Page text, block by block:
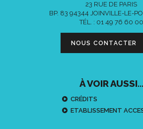
23 RUE DE PARIS
BP. 83 94344 JOINVILLE-LE-
TÉL. : 01 49 76 60 00
NOUS CONTACTER
À VOIR AUSSI...
CRÉDITS
ETABLISSEMENT